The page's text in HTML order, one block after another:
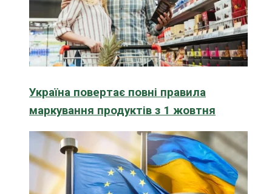
Україна повертає повні правила
маркування продуктів з 1 жовтня